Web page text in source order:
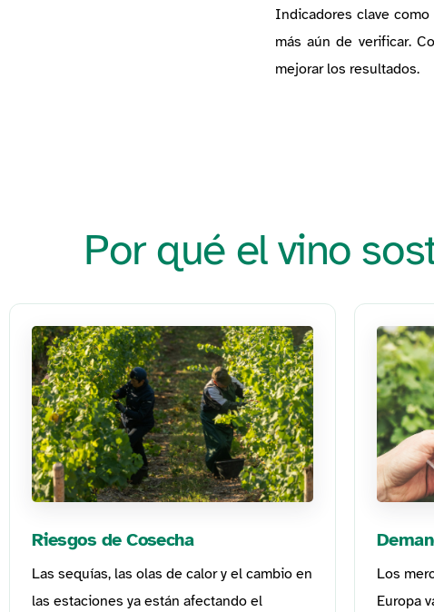
Indicadores clave
más aún de verificar.
mejorar los resultados.
Por qué el vino
Riesgos de Cosecha
Las sequías, las olas de calor y el cambio en
las estaciones ya están afectando el
Los
Europa